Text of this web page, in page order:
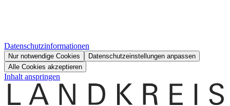
Datenschutzinformationen
Nur notwendige Cookies
Datenschutzeinstellungen anpassen
Alle Cookies akzeptieren
Inhalt anspringen